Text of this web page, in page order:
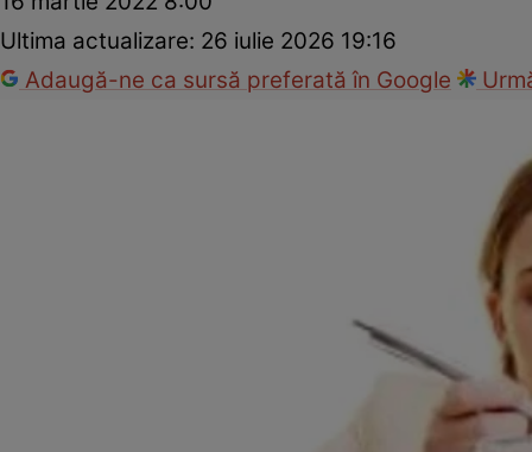
Ultima actualizare: 26 iulie 2026 19:16
Adaugă-ne ca sursă preferată în Google